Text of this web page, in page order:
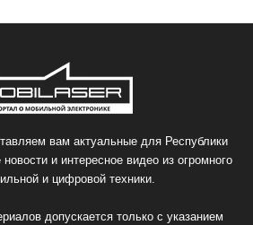
вам актуальные для Республики
и интересное видео из огромного
и цифровой техники.
допускается только с указанием